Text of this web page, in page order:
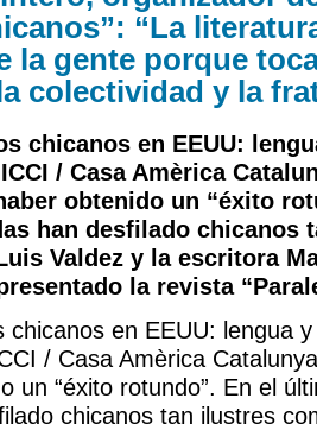
“La
la gente porque
colectividad y la
chicanos en EEUU:
/ Casa Amèrica
obtenido un “éxito
han desfilado chicanos
Valdez y la escritora
la revista
chicanos en EEUU: lengua y
/ Casa Amèrica
un “éxito rotundo”. En el
chicanos tan ilustres